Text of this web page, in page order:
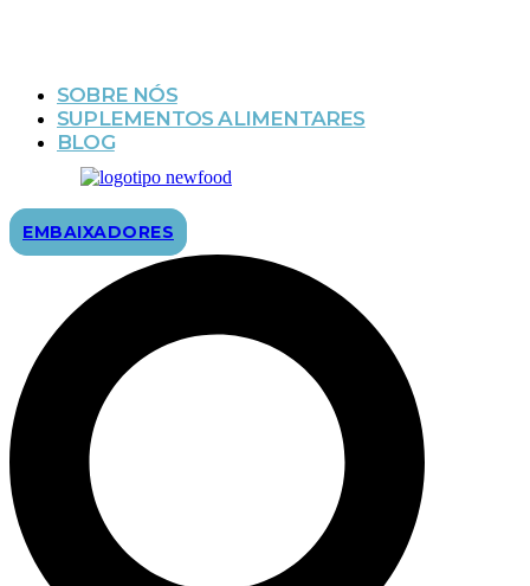
SOBRE NÓS
SUPLEMENTOS ALIMENTARES
BLOG
EMBAIXADORES